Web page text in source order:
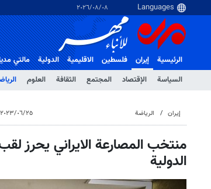
٠٨‏/٠٨‏/٢٠٢٦
الرئيسية
إيران
السياسة
الإقتصاد المجتمع الثقافة العلوم
فلسطین الاقلیمیة الدولية مالتي
إيران الرياضة ٢٥‏/٠٦‏/٢٠٢٣، ٦:٢٦ م
منتخب المصارعة الايراني یحرز
الدولية